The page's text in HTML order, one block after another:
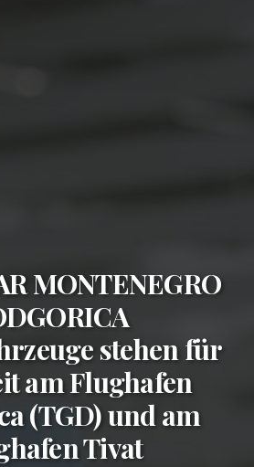
MONTENEGRO
stehen für
amFlughafen
(TGD)und am
Tivat